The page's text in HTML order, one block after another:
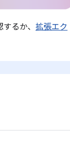
るか、 拡張エク